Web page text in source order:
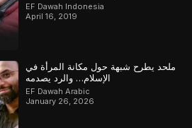
EF Dawah Indonesia
April 16, 2019
ملحد يطرح شبهة حول مكانة المرأة في
الإسلام… والرد يصدمه
EF Dawah Arabic
January 26, 2026